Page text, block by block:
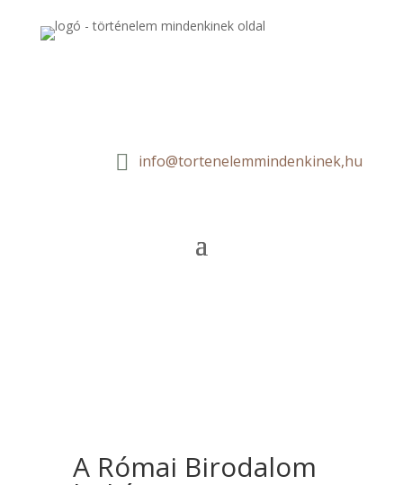
 info@tortenelemmindenkinek,hu
A Római Birodalom